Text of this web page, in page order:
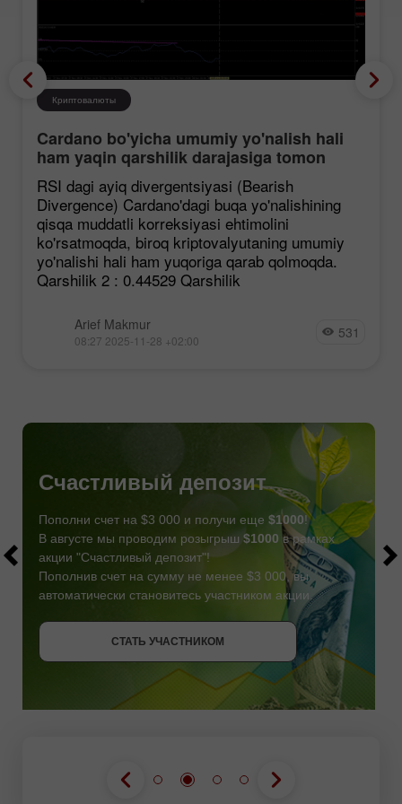
Криптовалюты
Cardano bo'yicha umumiy yo'nalish hali
ham yaqin qarshilik darajasiga tomon
mustahkamlanmoqda, garchi korreksiya
ehtimoli mavjud bo'lsa ham.
RSI dagi ayiq divergentsiyasi (Bearish
Divergence) Cardano'dagi buqa yo'nalishining
qisqa muddatli korreksiyasi ehtimolini
ko'rsatmoqda, biroq kriptovalyutaning umumiy
yo'nalishi hali ham yuqoriga qarab qolmoqda.
Qarshilik 2 : 0.44529 Qarshilik
Arief Makmur
08:27 2025-11-28 +02:00 531
СТАТЬ УЧАСТНИКОМ
Счастливый депозит
Пополни счет на $3 000 и получи еще $1000!
В августе мы проводим розыгрыш $1000 в рамках
акции "Счастливый депозит"!
Пополнив счет на сумму не менее $3 000, вы
автоматически становитесь участником акции.
СТАТЬ УЧАСТНИКОМ
ПОЛУЧИТЬ БОНУС